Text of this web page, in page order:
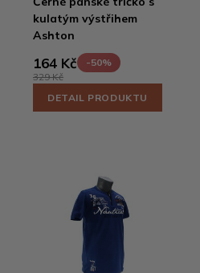
kulatým výstřihem
Ashton
164 Kč
-50%
329 Kč
DETAIL PRODUKTU